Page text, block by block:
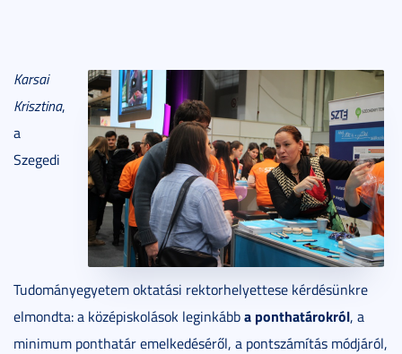
Karsai
Krisztina,
a
Szegedi
Tudományegyetem oktatási rektorhelyettese kérdésünkre
elmondta: a középiskolások leginkábba ponthatárokról, a
minimum ponthatár emelkedéséről, a pontszámítás módjáról,